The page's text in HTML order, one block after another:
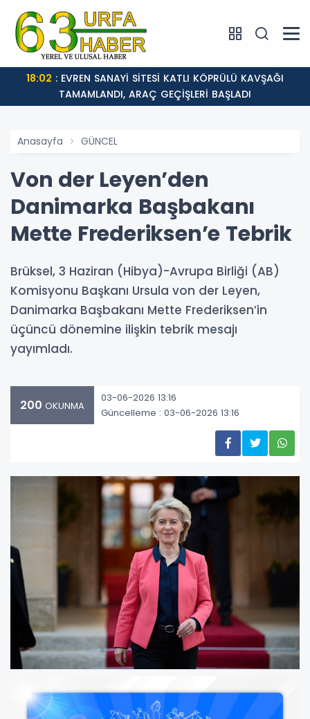
18:02
TAMAMLANDI, ARAÇ GEÇİŞLERİ BAŞLADI
Anasayfa GÜNCEL
Von der Leyen’den
Danimarka Başbakanı
Mette Frederiksen’e Tebrik
Brüksel, 3 Haziran (Hibya)-Avrupa Birliği (AB)
Komisyonu Başkanı Ursula von der Leyen,
Danimarka Başbakanı Mette Frederiksen’in
üçüncü dönemine ilişkin tebrik mesajı
yayımladı.
200 OKUNMA
03-06-2026 13:16
Güncelleme : 03-06-2026 13:16